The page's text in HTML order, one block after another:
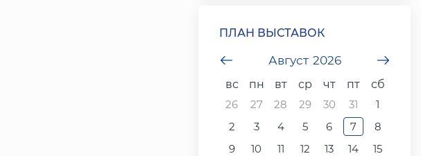
ПЛАН ВЫСТАВОК
Август 2026
undefined
вс
пн вт ср чт пт
сб
26
27 28 29 30 31
1
2
3 4 5 6 7
8
9
10 11 12 13 14
15